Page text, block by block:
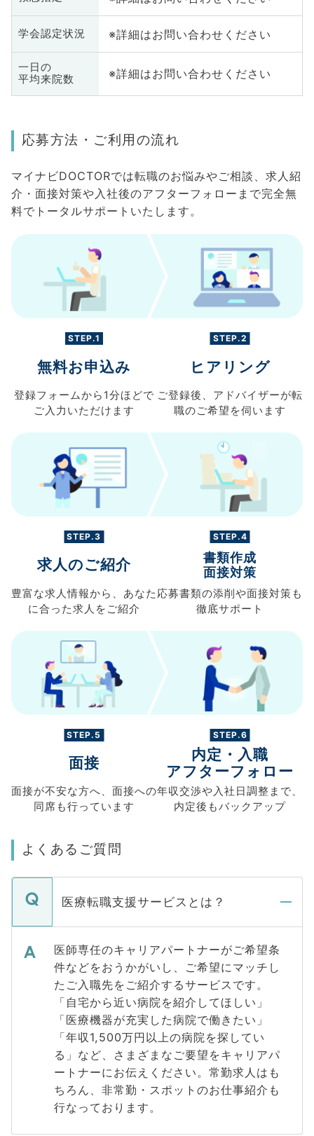
学会認定状況 ※詳細はお問い合わせください
一日の
平均来院数
※詳細はお問い合わせください
応募方法・ご利用の流れ
マイナビDOCTORでは転職のお悩みやご相談、求人紹
介・面接対策や入社後のアフターフォローまで完全無
料でトータルサポートいたします。
STEP.1
無料お申込み
登録フォームから 1分ほどで
ご入力 いただけます
STEP.2
ヒアリング
ご登録後、 アドバイザーが転
職のご希望を伺います
STEP.3
求人のご紹介
豊富な求人情報から、 あなた
に合った求人を ご紹介
STEP.4
書類作成
面接対策
応募書類の添削や面接対策も
徹底サポート
STEP.5
面接
面接が不安な方へ、 面接への
同席も行っています
STEP.6
内定・入職
アフターフォロー
年収交渉や入社日調整まで、
内定後もバックアップ
よくあるご質問
医療転職支援サービスとは？
医師専任のキャリアパートナーがご希望条
件などをおうかがいし、ご希望にマッチし
たご入職先をご紹介するサービスです。
「自宅から近い病院を紹介してほしい」
「医療機器が充実した病院で働きたい」
「年収1,500万円以上の病院を探してい
る」など、さまざまなご要望をキャリアパ
ートナーにお伝えください。常勤求人はも
ちろん、非常勤・スポットのお仕事紹介も
行なっております。